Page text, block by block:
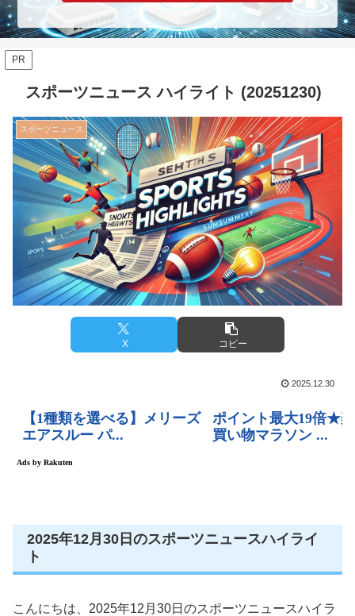
PR
スポーツニュース ハイライト (20251230)
スポーツニュース
X コピー
2025.12.30
2025年12月30日のスポーツニュースハイライ
ト
こんにちは、2025年12月30日のスポーツニュースハイラ